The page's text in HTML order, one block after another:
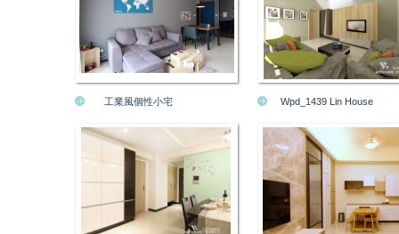
工業風個性小宅 Wpd_1439 Lin House